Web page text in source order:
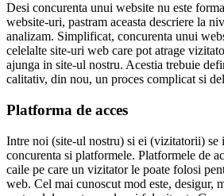
Desi concurenta unui website nu este
website-uri, pastram aceasta descriere la
analizam. Simplificat, concurenta unui
celelalte site-uri web care pot atrage
ajunga in site-ul nostru. Acestia trebuie
calitativ, din nou, un proces complicat si
Platforma de acces
Intre noi (site-ul nostru) si ei (vizitatorii) se
concurenta si platformele. Platformele de
caile pe care un vizitator le poate folosi
web. Cel mai cunoscut mod este, desigur,